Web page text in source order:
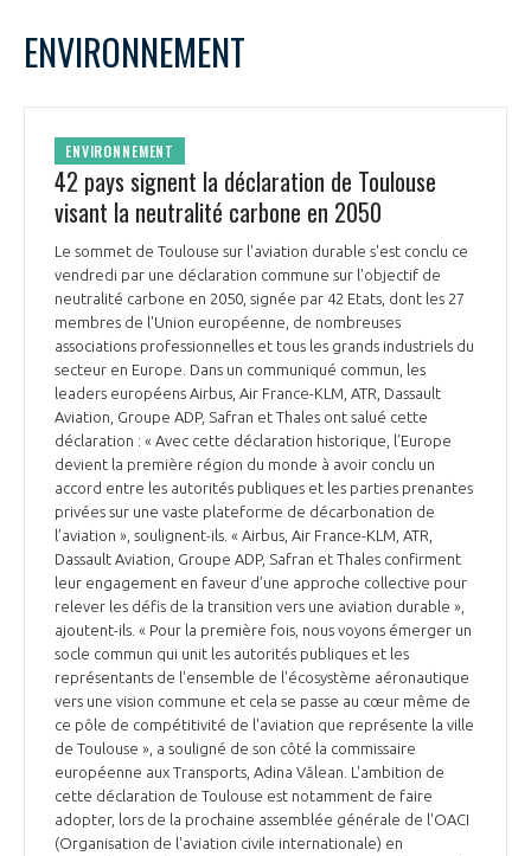
PRÉSENTATION
NOTRE VISION
NOS MISSIONS
NOTRE HISTOIRE
ORGANISATION
LE CONSEIL DU GIFAS
L’ÉQUIPE DU GIFAS
NOS RÉSEAUX À L'INTERNATIONAL
FONCTIONNEMENT
GEADS
COMITÉ AERO PME
STARTAIR
COMMISSIONS ET COMITÉS
ACCOMPAGNEMENT DE NOS ADHÉRENTS
LES PROGRAMMES DU GIFAS
UN ÉCOSYSTÈME INTÉGRÉ ET COHÉRENT
POURQUOI DEVENIR MEMBRE ?
LA MÉDIATION
LA MÉDIATION DANS LA FILIÈRE AÉRONAUTIQUE ET SPATIALE
LE MÉDIATEUR DE LA FILIÈRE AÉRONAUTIQUE ET SPATIALE
MÉDIATION ET CHARTE D’ENGAGEMENT SUR LES RELATIONS ENTRE
CLIENTS ET FOURNISSEURS
LA MÉDIATION AU-DELÀ DE LA FILIÈRE AÉRONAUTIQUE ET SPATIALE
PRENDRE CONTACT AVEC LE MÉDIATEUR DE LA FILIÈRE
LE SALON DU BOURGET
L'OBSERVATOIRE
CHIFFRES CLÉS
LES ENJEUX
COMPÉTITIVITÉ
LES PUBLICATIONS
L
M
1 2 3 4 5
6
7
14
15 16 18
21
23 25
ENVIRONNEMENT
ENVIRONNEMENT
42 pays signent la déclaration de Toulouse
visant la neutralité carbone en 2050
Le sommet de Toulouse sur l'aviation durable s'est conclu ce
vendredi par une déclaration commune sur l'objectif de
neutralité carbone en 2050, signée par 42 Etats, dont les 27
membres de l'Union européenne, de nombreuses
associations professionnelles et tous les grands industriels du
secteur en Europe. Dans un communiqué commun, les
leaders européens Airbus, Air France-KLM, ATR, Dassault
Aviation, Groupe ADP, Safran et Thales ont salué cette
déclaration : « Avec cette déclaration historique, l’Europe
devient la première région du monde à avoir conclu un
accord entre les autorités publiques et les parties prenantes
privées sur une vaste plateforme de décarbonation de
l’aviation », soulignent-ils. « Airbus, Air France-KLM, ATR,
Dassault Aviation, Groupe ADP, Safran et Thales confirment
leur engagement en faveur d’une approche collective pour
relever les défis de la transition vers une aviation durable »,
ajoutent-ils. « Pour la première fois, nous voyons émerger un
socle commun qui unit les autorités publiques et les
représentants de l'ensemble de l'écosystème aéronautique
vers une vision commune et cela se passe au cœur même de
ce pôle de compétitivité de l'aviation que représente la ville
de Toulouse », a souligné de son côté la commissaire
européenne aux Transports, Adina Vălean. L'ambition de
cette déclaration de Toulouse est notamment de faire
adopter, lors de la prochaine assemblée générale de l'OACI
(Organisation de l'aviation civile internationale) en
Rejoignez une filière d’excellence et développez
Découvrez les avantages d'adhérer au GIFAS.
Rencontres, salons, données sectorielles,
programmes ...
DEMANDE D’ADHÉSION